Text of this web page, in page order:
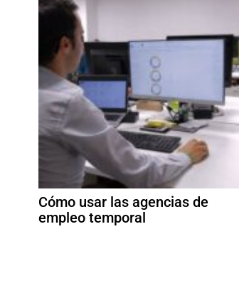
Cómo usar las agencias de
empleo temporal